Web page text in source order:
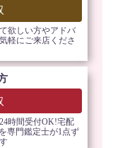
欲しい方やアドバ
軽にご来店くださ
時間受付OK!宅配
専門鑑定士が1点ず